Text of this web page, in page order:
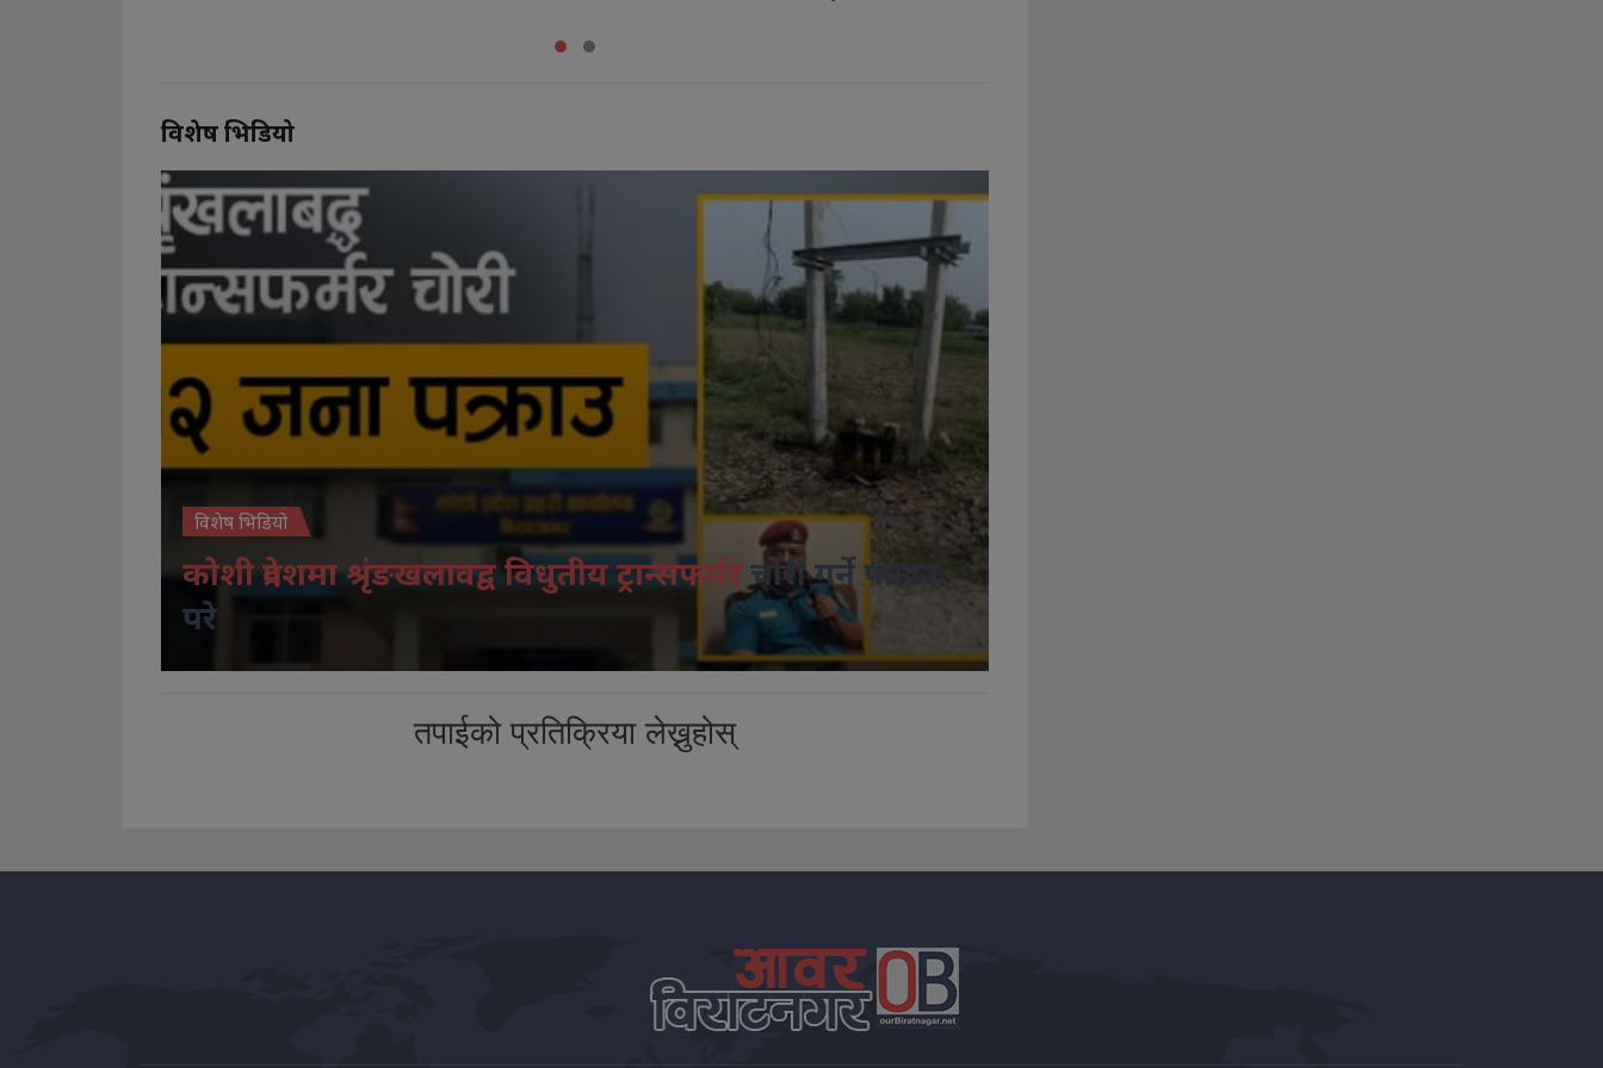
विशेष भिडियो
विशेष भिडियो
कोशी प्रदेशमा श्रृंङखलावद्व विधुतीय ट्रान्सफर्मरचोरी गर्ने पक्राउ
परे
तपाईको प्रतिक्रिया लेख्नुहोस्